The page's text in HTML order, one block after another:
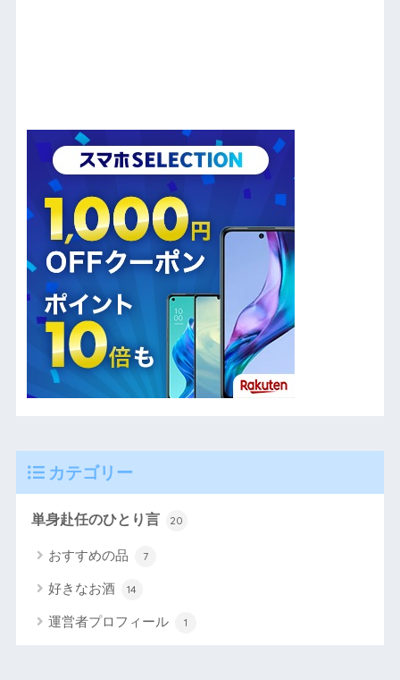
カテゴリー
単身赴任のひとり言 20
おすすめの品 7
好きなお酒 14
運営者プロフィール 1